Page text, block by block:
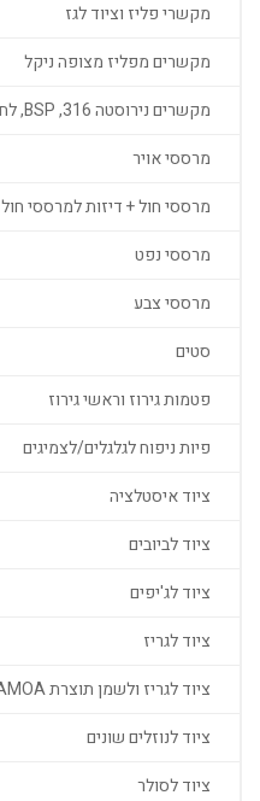
מקשרי פליז וציוד לגז
מקשרים מפליז מצופה ניקל
מקשרים נירוסטה 316, BSP, לחץ עבודה: 150 PSI
מרססי אויר
מרססי חול + דיזות למרססי חול
מרססי נפט
מרססי צבע
סטים
פטמות גירוז וראשי גירוז
פיות ניפוח לגלגלים/לצמיגים
ציוד איסטלציה
ציוד לביובים
ציוד לג'יפים
ציוד לגריז
ציוד לגריז ולשמן תוצרת SAMOA ספרד
ציוד לנוזלים שונים
ציוד לסולר